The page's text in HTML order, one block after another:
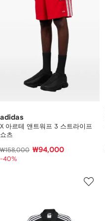
adidas
X 아르테 앤트워프 3 스트라이프
쇼츠
₩158,000 ₩94,000
-40%